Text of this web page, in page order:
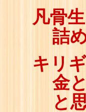
凡骨
詰
キリ
金
と